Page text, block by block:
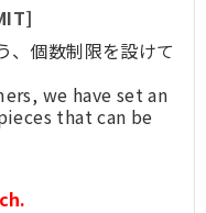
、個数制限を設けて
we have set an
that can be